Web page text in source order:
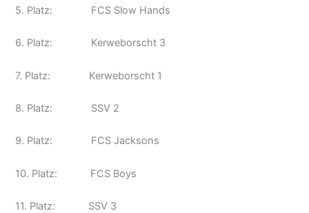
5. Platz: FCS Slow Hands
6. Platz: Kerweborscht 3
7. Platz: Kerweborscht 1
8. Platz: SSV 2
9. Platz: FCS Jacksons
10. Platz: FCS Boys
11. Platz: SSV 3